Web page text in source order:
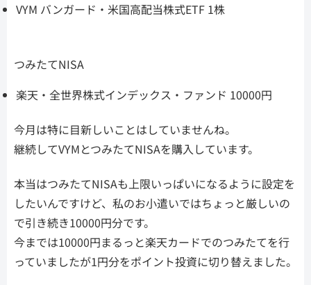
VYM バンガード・米国高配当株式ETF 1株
つみたてNISA
楽天・全世界株式インデックス・ファンド 10000円
今月は特に目新しいことはしていませんね。
継続してVYMとつみたてNISAを購入しています。
本当はつみたてNISAも上限いっぱいになるように設定を
したいんですけど、私のお小遣いではちょっと厳しいの
で引き続き10000円分です。
今までは10000円まるっと楽天カードでのつみたてを行
っていましたが1円分をポイント投資に切り替えました。